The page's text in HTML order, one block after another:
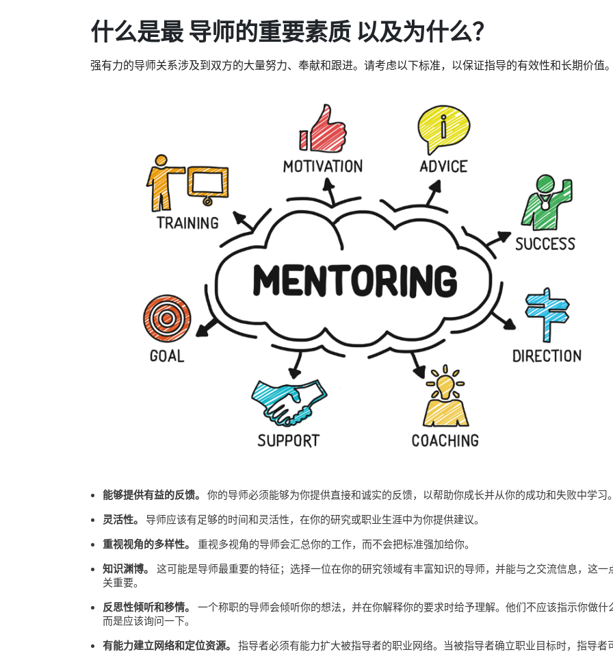
什么是最导师的重要素质 以及为什么？
强有力的导师关系涉及到双方的大量努力、奉献和跟进。请考虑以下标准，以保证指导的有效性和长期价值
能够提供有益的反馈。 你的导师必须能够为你提供直接和诚实的反馈，以帮助你成长并从你的成功和失败中学习
灵活性。 导师应该有足够的时间和灵活性，在你的研究或职业生涯中为你提供建议。
重视视角的多样性。
重视多视角的导师会汇总你的工作，而不会把标准强加给你。
知识渊博。
这可能是导师最重要的特征；选择一位在你的研究领域有丰富知识的导师，并能与之交流信息，这一
关重要。
反思性倾听和移情。
一个称职的导师会倾听你的想法，并在你解释你的要求时给予理解。他们不应该指示你做什
而是应该询问一下。
有能力建立网络和定位资源。 指导者必须有能力扩大被指导者的职业网络。当被指导者确立职业目标时，指导者